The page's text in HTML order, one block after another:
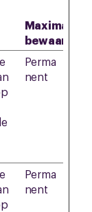
Maximale
Perma
nent
Perma
nent